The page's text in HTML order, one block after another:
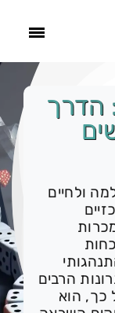
הדרך
ולחיים
הרבים
כך, הוא